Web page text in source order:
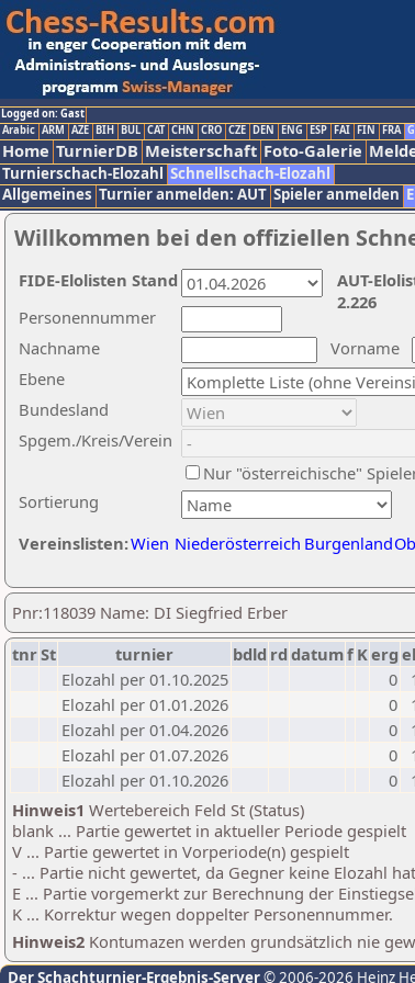
Logged on: Gast
Arabic ARM AZE BIH BUL CAT CHN CRO CZE DEN ENG ESP FAI FIN FRA
Home TurnierDB Meisterschaft Foto-Galerie
Turnierschach-Elozahl Schnellschach-Elozahl
Allgemeines Turnier anmelden: AUT Spieler anmelden
Willkommen bei den offiziellen
Nachname
Vorname
Ebene
Sortierung
Personennummer
Bundesland
Spgem./Kreis/Verein
Nur "österreichische"
Vereinslisten:Wien Niederösterreich Burgenland
AUT-
2.226
FIDE-Elolisten Stand
Pnr:118039 Name: DI Siegfried Erber
tnrSt turnier bdld rd datumf Kerg
Elozahl per 01.10.2025
0
Elozahl per 01.01.2026
0
Elozahl per 01.04.2026
0
Elozahl per 01.07.2026
0
Elozahl per 01.10.2026
0
Hinweis1 Wertebereich Feld St (Status)
blank ... Partie gewertet in aktueller Periode gespielt
V ... Partie gewertet in Vorperiode(n) gespielt
- ... Partie nicht gewertet, da Gegner keine Elozahl
E ... Partie vorgemerkt zur Berechnung der
K ... Korrektur wegen doppelter Personennummer.
Hinweis2 Kontumazen werden grundsätzlich nie
Der Schachturnier-Ergebnis-Server© 2006-2026 Heinz